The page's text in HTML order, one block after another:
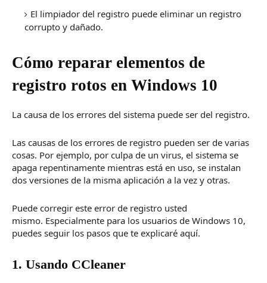
El limpiador del registro puede eliminar un registro
corrupto y dañado.
Cómo reparar elementos de
registro rotos en Windows 10
La causa de los errores del sistema puede ser del registro.
Las causas de los errores de registro pueden ser de varias
cosas. Por ejemplo, por culpa de un virus, el sistema se
apaga repentinamente mientras está en uso, se instalan
dos versiones de la misma aplicación a la vez y otras.
Puede corregir este error de registro usted
mismo. Especialmente para los usuarios de Windows 10,
puedes seguir los pasos que te explicaré aquí.
1. Usando CCleaner